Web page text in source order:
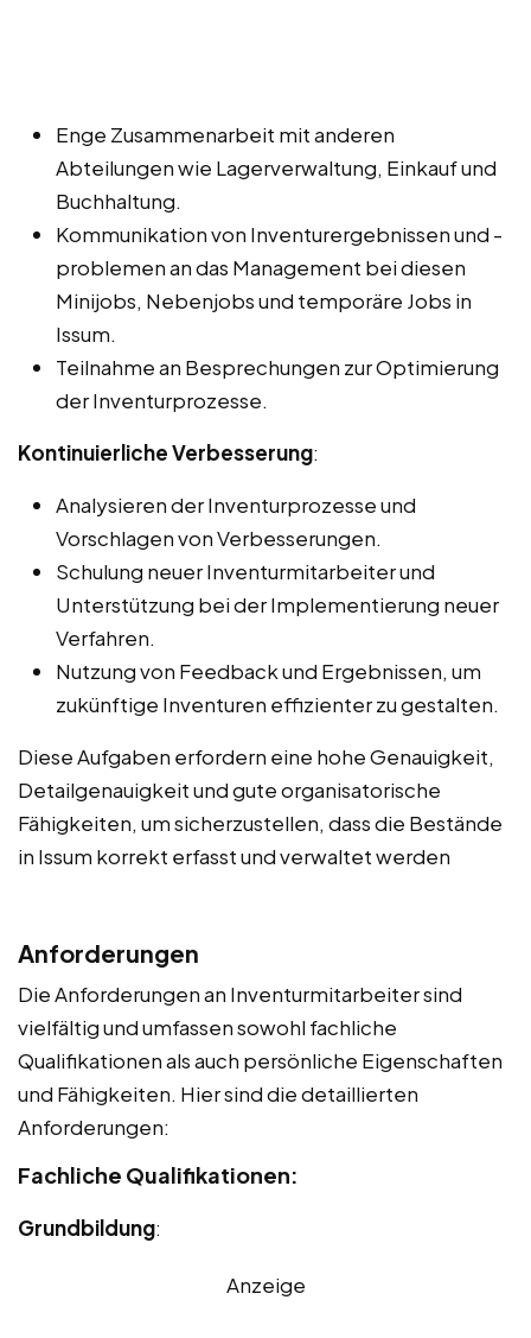
Enge Zusammenarbeit mit anderen
Abteilungen wie Lagerverwaltung, Einkauf und
Buchhaltung.
Kommunikation von Inventurergebnissen und -
problemen an das Management bei diesen
Minijobs, Nebenjobs und temporäre Jobs in
Issum.
Teilnahme an Besprechungen zur Optimierung
der Inventurprozesse.
Kontinuierliche Verbesserung:
Analysieren der Inventurprozesse und
Vorschlagen von Verbesserungen.
Schulung neuer Inventurmitarbeiter und
Unterstützung bei der Implementierung neuer
Verfahren.
Nutzung von Feedback und Ergebnissen, um
zukünftige Inventuren effizienter zu gestalten.
Diese Aufgaben erfordern eine hohe Genauigkeit,
Detailgenauigkeit und gute organisatorische
Fähigkeiten, um sicherzustellen, dass die Bestände
in Issum korrekt erfasst und verwaltet werden
Anforderungen
Die Anforderungen an Inventurmitarbeiter sind
vielfältig und umfassen sowohl fachliche
Qualifikationen als auch persönliche Eigenschaften
und Fähigkeiten. Hier sind die detaillierten
Anforderungen:
Fachliche Qualifikationen:
Grundbildung:
Anzeige